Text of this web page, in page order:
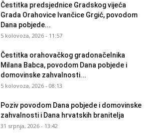
Čestitka predsjednice Gradskog vijeća
Grada Orahovice Ivančice Grgić, povodom
Dana pobjede...
5 kolovoza, 2026 - 11:57
Čestitka orahovačkog gradonačelnika
Milana Babca, povodom Dana pobjede i
domovinske zahvalnosti...
5 kolovoza, 2026 - 08:13
Poziv povodom Dana pobjede i domovinske
zahvalnosti i Dana hrvatskih branitelja
31 srpnja, 2026 - 13:42